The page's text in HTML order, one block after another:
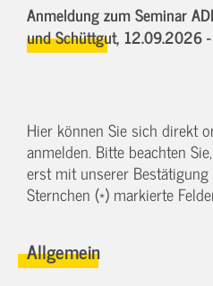
Anmeldung zum Seminar
und Schüttgut, 12.09.2026
Hier können Sie sich direkt
anmelden. Bitte beachten
erst mit unserer
Sternchen (*) markierte
Allgemein